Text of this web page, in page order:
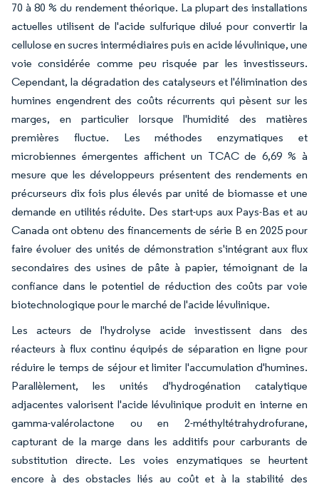
70 à 80 % du rendement théorique. La plupart des installations
actuelles utilisent de l'acide sulfurique dilué pour convertir la
cellulose en sucres intermédiaires puis en acide lévulinique, une
voie considérée comme peu risquée par les investisseurs.
Cependant, la dégradation des catalyseurs et l'élimination des
humines engendrent des coûts récurrents qui pèsent sur les
marges, en particulier lorsque l'humidité des matières
premières fluctue. Les méthodes enzymatiques et
microbiennes émergentes affichent un TCAC de 6,69 % à
mesure que les développeurs présentent des rendements en
précurseurs dix fois plus élevés par unité de biomasse et une
demande en utilités réduite. Des start-ups aux Pays-Bas et au
Canada ont obtenu des financements de série B en 2025 pour
faire évoluer des unités de démonstration s'intégrant aux flux
secondaires des usines de pâte à papier, témoignant de la
confiance dans le potentiel de réduction des coûts par voie
biotechnologique pour le marché de l'acide lévulinique.
Les acteurs de l'hydrolyse acide investissent dans des
réacteurs à flux continu équipés de séparation en ligne pour
réduire le temps de séjour et limiter l'accumulation d'humines.
Parallèlement, les unités d'hydrogénation catalytique
adjacentes valorisent l'acide lévulinique produit en interne en
gamma-valérolactone ou en 2-méthyltétrahydrofurane,
capturant de la marge dans les additifs pour carburants de
substitution directe. Les voies enzymatiques se heurtent
encore à des obstacles liés au coût et à la stabilité des